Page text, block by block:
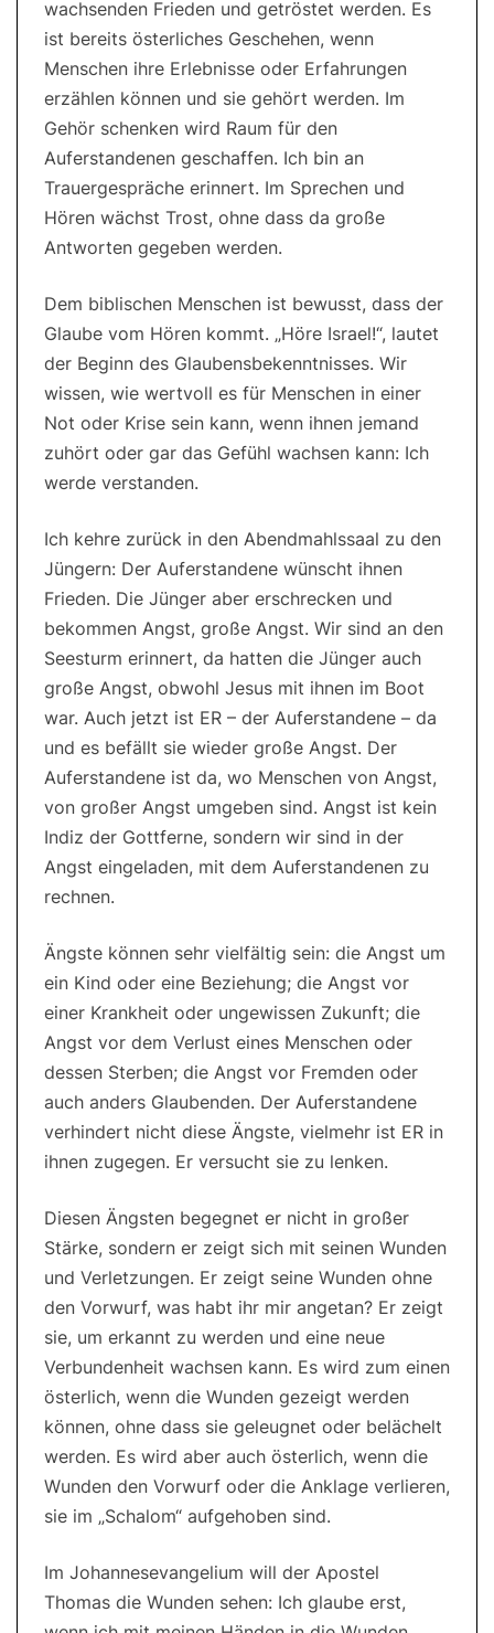
wachsenden Frieden und getröstet werden. Es
ist bereits österliches Geschehen, wenn
Menschen ihre Erlebnisse oder Erfahrungen
erzählen können und sie gehört werden. Im
Gehör schenken wird Raum für den
Auferstandenen geschaffen. Ich bin an
Trauergespräche erinnert. Im Sprechen und
Hören wächst Trost, ohne dass da große
Antworten gegeben werden.
Dem biblischen Menschen ist bewusst, dass der
Glaube vom Hören kommt. „Höre Israel!“, lautet
der Beginn des Glaubensbekenntnisses. Wir
wissen, wie wertvoll es für Menschen in einer
Not oder Krise sein kann, wenn ihnen jemand
zuhört oder gar das Gefühl wachsen kann: Ich
werde verstanden.
Ich kehre zurück in den Abendmahlssaal zu den
Jüngern: Der Auferstandene wünscht ihnen
Frieden. Die Jünger aber erschrecken und
bekommen Angst, große Angst. Wir sind an den
Seesturm erinnert, da hatten die Jünger auch
große Angst, obwohl Jesus mit ihnen im Boot
war. Auch jetzt ist ER – der Auferstandene – da
und es befällt sie wieder große Angst. Der
Auferstandene ist da, wo Menschen von Angst,
von großer Angst umgeben sind. Angst ist kein
Indiz der Gottferne, sondern wir sind in der
Angst eingeladen, mit dem Auferstandenen zu
rechnen.
Ängste können sehr vielfältig sein: die Angst um
ein Kind oder eine Beziehung; die Angst vor
einer Krankheit oder ungewissen Zukunft; die
Angst vor dem Verlust eines Menschen oder
dessen Sterben; die Angst vor Fremden oder
auch anders Glaubenden. Der Auferstandene
verhindert nicht diese Ängste, vielmehr ist ER in
ihnen zugegen. Er versucht sie zu lenken.
Diesen Ängsten begegnet er nicht in großer
Stärke, sondern er zeigt sich mit seinen Wunden
und Verletzungen. Er zeigt seine Wunden ohne
den Vorwurf, was habt ihr mir angetan? Er zeigt
sie, um erkannt zu werden und eine neue
Verbundenheit wachsen kann. Es wird zum einen
österlich, wenn die Wunden gezeigt werden
können, ohne dass sie geleugnet oder belächelt
werden. Es wird aber auch österlich, wenn die
Wunden den Vorwurf oder die Anklage verlieren,
sie im „Schalom“ aufgehoben sind.
Im Johannesevangelium will der Apostel
Thomas die Wunden sehen: Ich glaube erst,